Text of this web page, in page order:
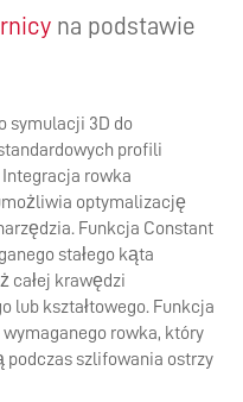
na podstawie
symulacji 3D do
profili
rowka
optymalizację
Funkcja Constant
stałego kąta
całej krawędzi
lub kształtowego. Funkcja
rowka, który
szlifowania ostrzy